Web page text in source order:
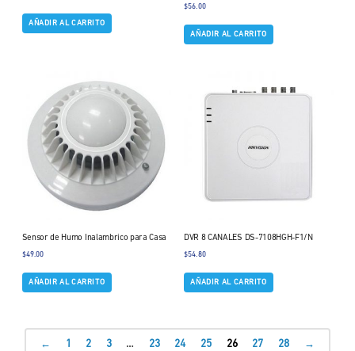
AÑADIR AL CARRITO
$56.00
AÑADIR AL CARRITO
Sensor de Humo Inalambrico para Casa
$49.00
AÑADIR AL CARRITO
DVR 8 CANALES DS-7108HGH-F1/N
$54.80
AÑADIR AL CARRITO
← 1 2 3 … 23 24 25 26 27 28 →